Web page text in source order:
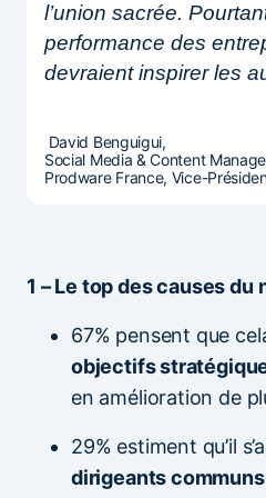
l’union sacrée.
performance des
devraient inspirer les
David Benguigui,
Social Media & Content
Prodware France, Vice-
1 – Le top des causes du
67% pensent que
objectifs
en amélioration de
29% estiment qu’il
dirigeants communs